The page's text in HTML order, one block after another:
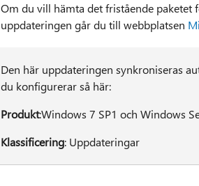
Om du vill hämta det fristående paketet
uppdateringen går du till webbplatsen
Den här uppdateringen synkroniseras
du konfigurerar så här:
Produkt:Windows 7 SP1 och Windows
Klassificering: Uppdateringar